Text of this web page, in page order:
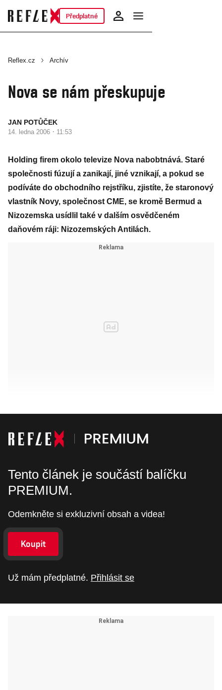
Předplatné
Reflex.cz Archív
Nova se nám přeskupuje
JAN POTŮČEK
14. ledna 2006 · 11:53
Holding firem okolo televize Nova nabobtnává. Staré
společnosti fúzují a zanikají, jiné vznikají, a pokud se
podíváte do obchodního rejstříku, zjistíte, že staronový
vlastník Novy, společnost CME, se kromě Bermud a
Nizozemska usídlil také v dalším osvědčeném
daňovém ráji: Nizozemských Antilách.
Tento článek je součástí balíčku
PREMIUM.
Odemkněte si exkluzivní obsah a videa!
Koupit
Už mám předplatné. Přihlásit se